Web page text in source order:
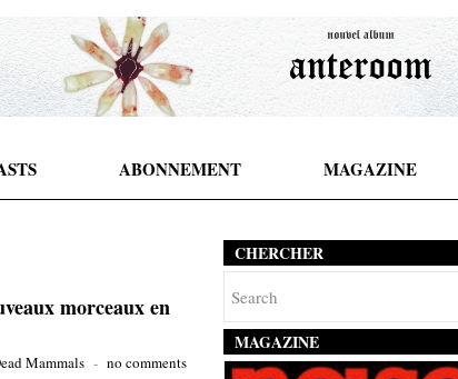
ABONNEMENT MAGAZINE
morceaux en
Mammals - no comments
CHERCHER
MAGAZINE